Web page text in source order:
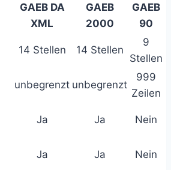
GAEB DA
XML
GAEB
2000
GAEB
90
14 Stellen 14 Stellen
9
Stellen
unbegrenzt unbegrenzt
999
Zeilen
Ja Ja Nein
Ja Ja Nein